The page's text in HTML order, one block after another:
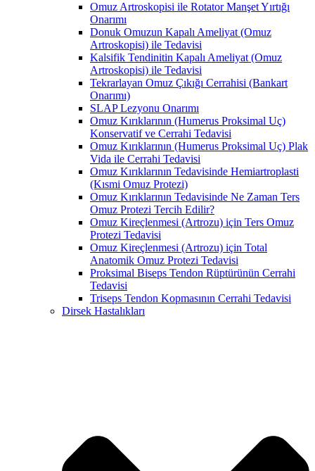
Omuz Artroskopisi ile Rotator Manşet Yırtığı
Onarımı
Donuk Omuzun Kapalı Ameliyat (Omuz
Artroskopisi) ile Tedavisi
Kalsifik Tendinitin Kapalı Ameliyat (Omuz
Artroskopisi) ile Tedavisi
Tekrarlayan Omuz Çıkığı Cerrahisi (Bankart
Onarımı)
SLAP Lezyonu Onarımı
Omuz Kırıklarının (Humerus Proksimal Uç)
Konservatif ve Cerrahi Tedavisi
Omuz Kırıklarının (Humerus Proksimal Uç) Plak
Vida ile Cerrahi Tedavisi
Omuz Kırıklarının Tedavisinde Hemiartroplasti
(Kısmi Omuz Protezi)
Omuz Kırıklarının Tedavisinde Ne Zaman Ters
Omuz Protezi Tercih Edilir?
Omuz Kireçlenmesi (Artrozu) için Ters Omuz
Protezi Tedavisi
Omuz Kireçlenmesi (Artrozu) için Total
Anatomik Omuz Protezi Tedavisi
Proksimal Biseps Tendon Rüptürünün Cerrahi
Tedavisi
Triseps Tendon Kopmasının Cerrahi Tedavisi
Dirsek Hastalıkları